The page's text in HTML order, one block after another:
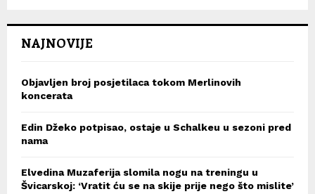
NAJNOVIJE
Objavljen broj posjetilaca tokom Merlinovih
koncerata
Edin Džeko potpisao, ostaje u Schalkeu u sezoni pred
nama
Elvedina Muzaferija slomila nogu na treningu u
Švicarskoj: ‘Vratit ću se na skije prije nego što mislite’